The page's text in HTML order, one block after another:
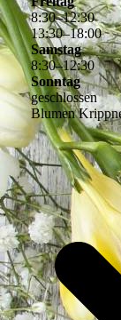
8:30–12:30
13:30–18:00
Samstag
8:30–12:30
Sonntag
geschlossen
Blumen